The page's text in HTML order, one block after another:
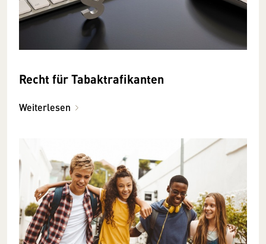
Recht für Tabaktrafikanten
Weiterlesen